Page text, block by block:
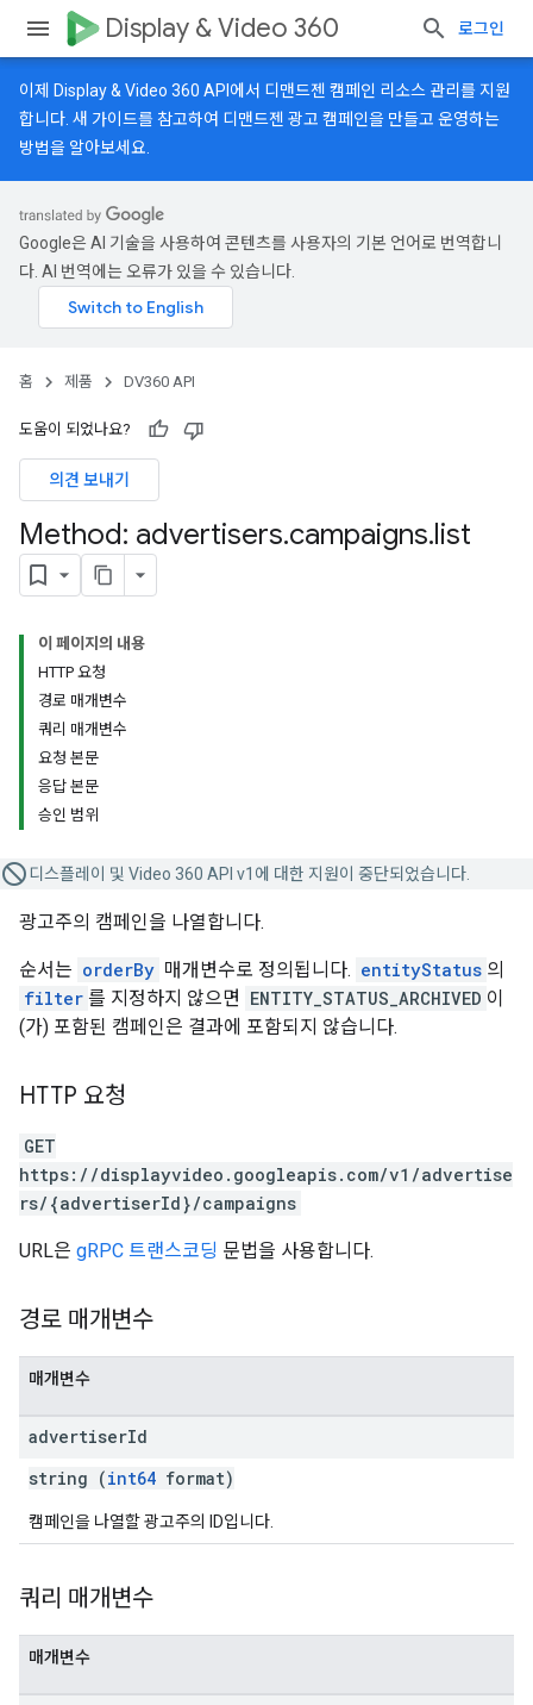
Display & Video 360 로그인
이제 Display & Video 360 API에서 디맨드젠 캠페인 리소스 관리를 지원
합니다. 새 가이드를 참고하여 디맨드젠 광고 캠페인을 만들고 운영하는
방법을 알아보세요.
Google은 AI 기술을 사용하여 콘텐츠를 사용자의 기본 언어로 번역합니
다. AI 번역에는 오류가 있을 수 있습니다.
홈 제품 DV360 API
도움이 되었나요?
의견 보내기
Method: advertisers.campaigns.list
이 페이지의 내용
HTTP 요청
경로 매개변수
쿼리 매개변수
요청 본문
응답 본문
승인 범위
디스플레이 및 Video 360 API v1에 대한 지원이 중단되었습니다.
광고주의 캠페인을 나열합니다.
순서는 orderBy 매개변수로 정의됩니다. entityStatus 의
filter 를 지정하지 않으면 ENTITY_STATUS_ARCHIVED 이
(가) 포함된 캠페인은 결과에 포함되지 않습니다.
HTTP 요청
GET
https://displayvideo.googleapis.com/v1/advertise
rs/{advertiserId}/campaigns
URL은 gRPC 트랜스코딩 문법을 사용합니다.
경로 매개변수
매개변수
advertiserId
string (int64 format)
캠페인을 나열할 광고주의 ID입니다.
쿼리 매개변수
매개변수